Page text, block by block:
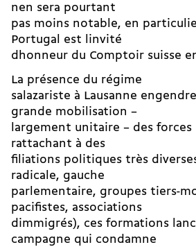
nen sera pourtant
pas moins notable, en
Portugal est linvité
dhonneur du Comptoir suisse
La présence du régime
salazariste à Lausanne
grande mobilisation –
largement unitaire – des forces
rattachant à des
filiations politiques très
radicale, gauche
parlementaire, groupes tiers-
pacifistes, associations
dimmigrés), ces formations
campagne qui condamne